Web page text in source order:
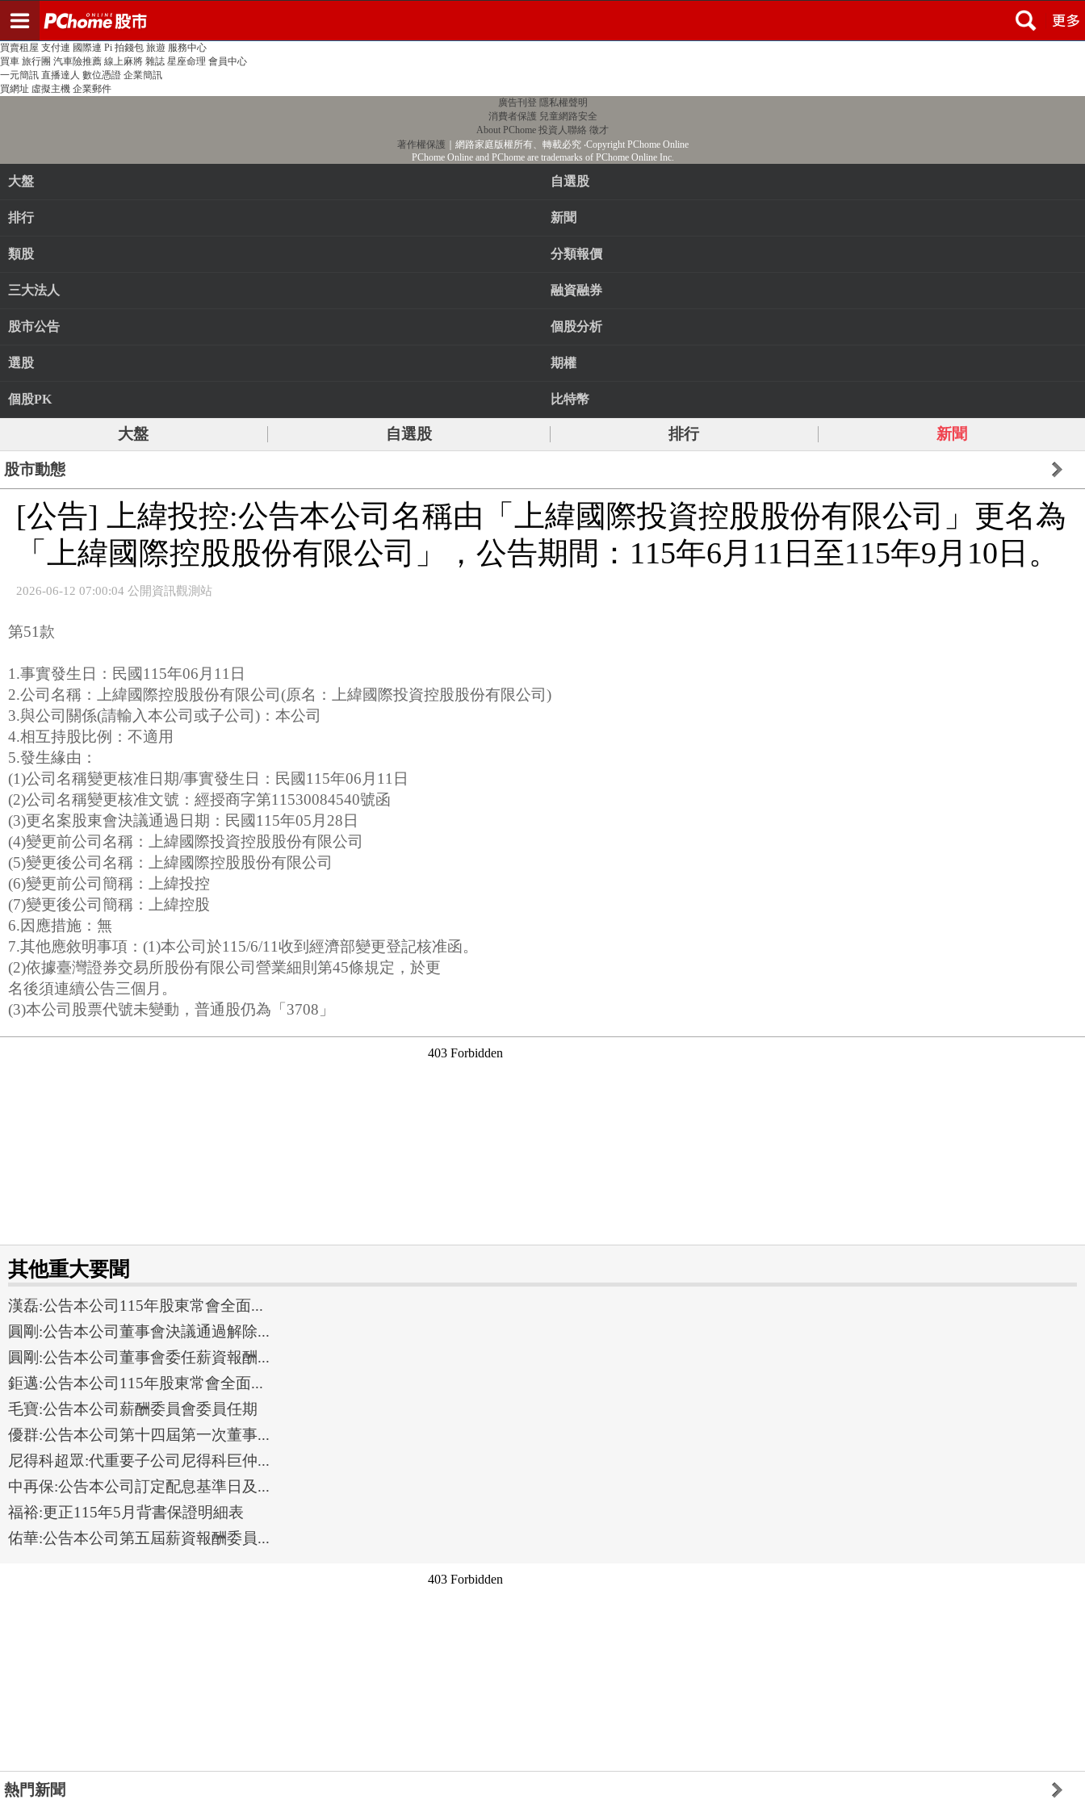
PChome首頁 線上購物 24h購物 書店
買賣租屋 支付連 國際連 Pi 拍錢包 旅遊 服務中心
買車 旅行團 汽車險推薦 線上麻將 雜誌 星座命理 會員中心
一元簡訊 直播達人 數位憑證 企業簡訊
買網址 虛擬主機 企業郵件
廣告刊登 隱私權聲明
消費者保護 兒童網路安全
About PChome 投資人聯絡 徵才
著作權保護 ｜網路家庭版權所有、轉載必究‧Copyright PChome Online
PChome Online and PChome are trademarks of PChome Online Inc.
大盤 自選股
排行 新聞
類股 分類報價
三大法人 融資融券
股市公告 個股分析
選股 期權
個股PK 比特幣
大盤 自選股 排行 新聞
股市動態
[公告] 上緯投控:公告本公司名稱由「上緯國際投資控股股份有限公司」更名為
「上緯國際控股股份有限公司」，公告期間：115年6月11日至115年9月10日。
2026-06-12 07:00:04 公開資訊觀測站
第51款
1.事實發生日：民國115年06月11日
2.公司名稱：上緯國際控股股份有限公司(原名：上緯國際投資控股股份有限公司)
3.與公司關係(請輸入本公司或子公司)：本公司
4.相互持股比例：不適用
5.發生緣由：
(1)公司名稱變更核准日期/事實發生日：民國115年06月11日
(2)公司名稱變更核准文號：經授商字第11530084540號函
(3)更名案股東會決議通過日期：民國115年05月28日
(4)變更前公司名稱：上緯國際投資控股股份有限公司
(5)變更後公司名稱：上緯國際控股股份有限公司
(6)變更前公司簡稱：上緯投控
(7)變更後公司簡稱：上緯控股
6.因應措施：無
7.其他應敘明事項：(1)本公司於115/6/11收到經濟部變更登記核准函。
(2)依據臺灣證券交易所股份有限公司營業細則第45條規定，於更
名後須連續公告三個月。
(3)本公司股票代號未變動，普通股仍為「3708」
其他重大要聞
漢磊:公告本公司115年股東常會全面...
圓剛:公告本公司董事會決議通過解除...
圓剛:公告本公司董事會委任薪資報酬...
鉅邁:公告本公司115年股東常會全面...
毛寶:公告本公司薪酬委員會委員任期
優群:公告本公司第十四屆第一次董事...
尼得科超眾:代重要子公司尼得科巨仲...
中再保:公告本公司訂定配息基準日及...
福裕:更正115年5月背書保證明細表
佑華:公告本公司第五屆薪資報酬委員...
熱門新聞